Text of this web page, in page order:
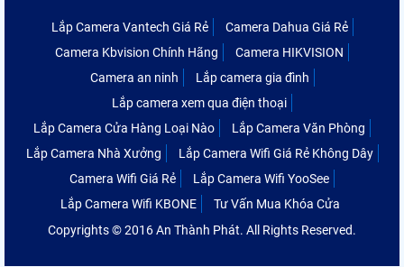
Lắp Camera Vantech Giá Rẻ
Camera Dahua Giá Rẻ
Camera Kbvision Chính Hãng
Camera HIKVISION
Camera an ninh
Lắp camera gia đình
Lắp camera xem qua điện thoại
Lắp Camera Cửa Hàng Loại Nào
Lắp Camera Văn Phòng
Lắp Camera Nhà Xưởng
Lắp Camera Wifi Giá Rẻ Không Dây
Camera Wifi Giá Rẻ
Lắp Camera Wifi YooSee
Lắp Camera Wifi KBONE
Tư Vấn Mua Khóa Cửa
Copyrights © 2016 An Thành Phát. All Rights Reserved.